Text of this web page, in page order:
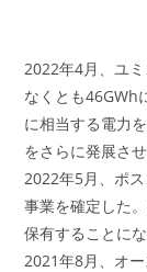
2022年4月、ユ
なくとも46GWh
に相当する電力
をさらに発展さ
2022年5月、ポ
事業を確定した
保有することにな
2021年8月、オ